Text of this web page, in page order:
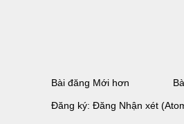
Bài đăng Mới hơn
Đăng ký: Đăng Nhận xét